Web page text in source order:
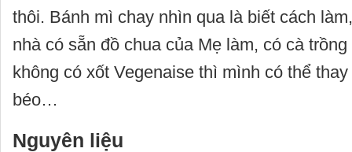
thôi. Bánh mì chay nhìn qua là biết cách
nhà có sẵn đồ chua của Mẹ làm, có cà
không có xốt Vegenaise thì mình có thể
béo…
Nguyên liệu